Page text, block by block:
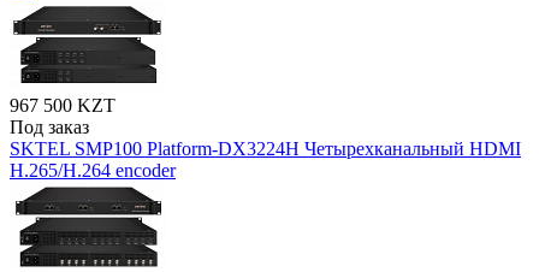
967 500 KZT
Под заказ
SKTEL SMP100 Platform-DX3224H Четырехканальный HDMI
H.265/H.264 encoder